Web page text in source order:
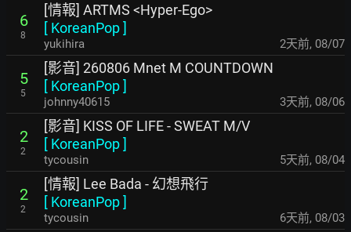
6
8
[情報] ARTMS <Hyper-Ego>
[ KoreanPop]
yukihira 2天前, 08/07
5
5
[影音] 260806 Mnet M COUNTDOWN
[ KoreanPop]
johnny40615 3天前, 08/06
2
2
[影音] KISS OF LIFE - SWEAT M/V
[ KoreanPop]
tycousin 5天前, 08/04
2
2
[情報] Lee Bada - 幻想飛行
[ KoreanPop]
tycousin 6天前, 08/03